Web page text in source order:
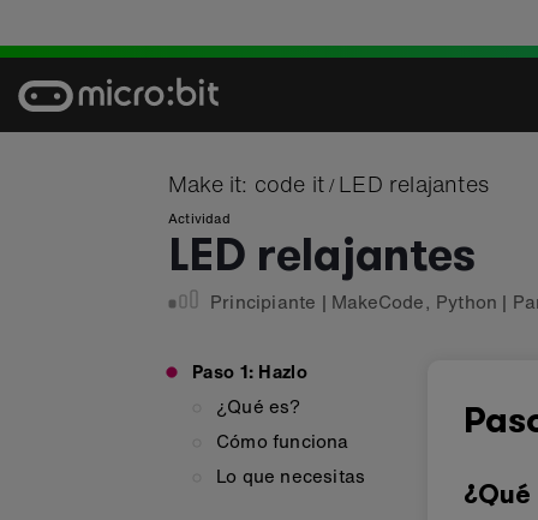
content
Make it: code it / LED relajantes
Actividad
LED relajantes
Principiante | MakeCode, Python |
Paso 1: Hazlo
¿Qué es?
Cómo funciona
Lo que necesitas
¿Qué